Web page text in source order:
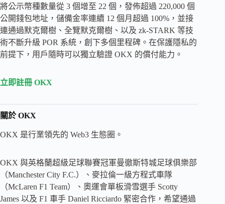
將公示幣種數量從 3 個增至 22 個，發佈超過 220,000 個
公開錢包地址，儲備金率連續 12 個月超過 100%，並接
連通過默克爾樹、全覽默克爾樹、以及 zk-STARK 等技
術不斷升級 POR 系統，創下多個里程碑。在保護隱私的
前提下，用戶隨時可以獨立驗證 OKX 的償付能力。
立即註冊 OKX
關於 OKX
OKX 是行業領先的 Web3 生態圈。
OKX 與英格蘭超級足球聯賽冠軍曼徹斯特城足球俱樂部
（Manchester City F.C.）、麥拉倫一級方程式車隊
（McLaren F1 Team）、奧運會單板滑雪選手 Scotty
James 以及 F1 車手 Daniel Ricciardo 緊密合作，希望通過